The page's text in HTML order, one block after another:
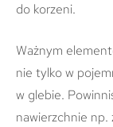
do korzeni.
Ważnym
nie tylko w
w glebie.
nawierzchnie np.